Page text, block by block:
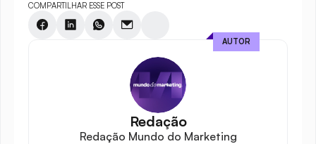
COMPARTILHAR ESSE POST
Redação
Redação Mundo do Marketing
AUTOR